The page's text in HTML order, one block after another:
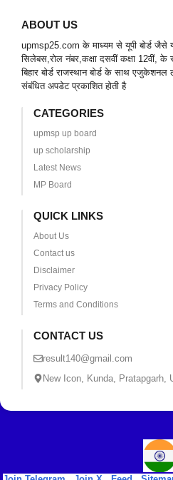
ABOUT US
upmsp25.com के माध्यम से यूपी बोर्ड जैसे
सिलेबस,रोल नंबर,कक्षा दसवीं कक्षा 12वीं,
बिहार बोर्ड राजस्थान बोर्ड के साथ
संबंधित अपडेट प्रकाशित होती है
CATEGORIES
upmsp up board
up scholarship
Latest News
MP Board
QUICK LINKS
About Us
Contact us
Disclaimer
Privacy Policy
Terms and Conditions
CONTACT US
result140@gmail.com
New Icon, Kunda, Pratapgarh,